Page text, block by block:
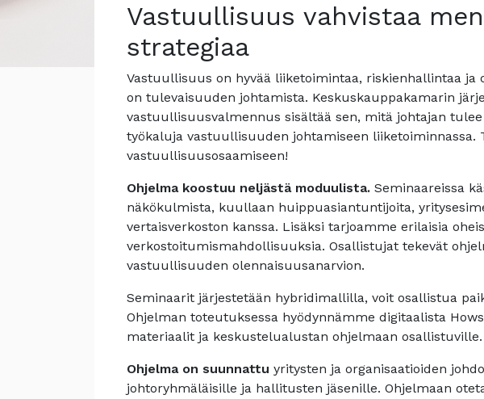
Vastuullisuus vahvistaa
strategiaa
Vastuullisuus on hyvää liiketoimintaa, riskienhallintaa ja
on tulevaisuuden johtamista. Keskuskauppakamarin
vastuullisuusvalmennus sisältää sen, mitä johtajan
työkaluja vastuullisuuden johtamiseen liiketoiminnassa.
vastuullisuusosaamiseen!
Ohjelma koostuu neljästä moduulista. Seminaareissa
näkökulmista, kuullaan huippuasiantuntijoita,
vertaisverkoston kanssa. Lisäksi tarjoamme erilaisia
verkostoitumismahdollisuuksia. Osallistujat tekevät
vastuullisuuden olennaisuusanarvion.
Seminaarit järjestetään hybridimallilla, voit osallistua
Ohjelman toteutuksessa hyödynnämme digitaalista
materiaalit ja keskustelualustan ohjelmaan osallistuville.
Ohjelma on suunnattu yritysten ja organisaatioiden
johtoryhmäläisille ja hallitusten jäsenille. Ohjelmaan